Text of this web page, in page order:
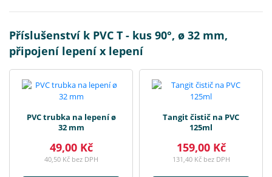
Příslušenství k PVC T - kus 90°, ø 32 mm,
připojení lepení x lepení
PVC trubka na lepení ø
32 mm
49,00 Kč
40,50 Kč bez DPH
Tangit čistič na PVC
125ml
159,00 Kč
131,40 Kč bez DPH